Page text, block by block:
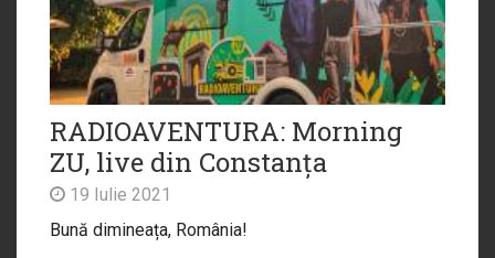
RADIOAVENTURA: Morning
ZU, live din Constanța
19 Iulie 2021
Bună dimineața, România!